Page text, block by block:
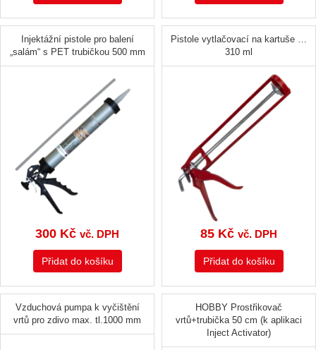
Injektážní pistole pro balení
„salám“ s PET trubičkou 500 mm
300 Kč vč. DPH
Přidat do košíku
Pistole vytlačovací na kartuše …
310 ml
85 Kč vč. DPH
Přidat do košíku
Vzduchová pumpa k vyčištění
vrtů pro zdivo max. tl.1000 mm
HOBBY Prostřikovač
vrtů+trubička 50 cm (k aplikaci
Inject Activator)